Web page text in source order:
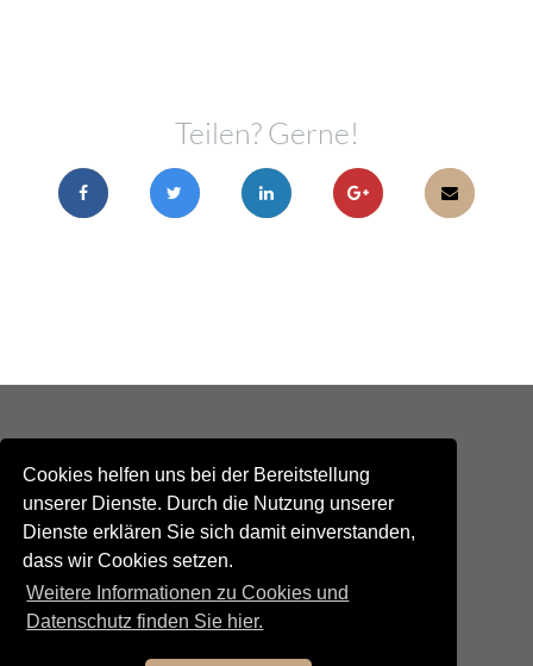
Cookies helfen uns bei der Bereitstellung
unserer Dienste. Durch die Nutzung unserer
Dienste erklären Sie sich damit einverstanden,
dass wir Cookies setzen.
Weitere Informationen zu Cookies und
Datenschutz finden Sie hier.
Teilen? Gerne!
Newsletteranmeldung
Newsletterabmeldung
Social Media
Neumarkterstrasse 71